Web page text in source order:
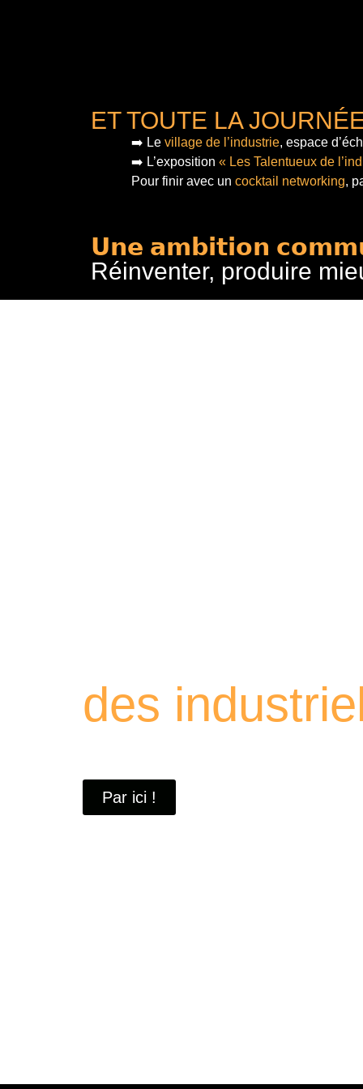
ET TOUTE LA
➡️ Le village de l’industrie, espace
➡️ L’exposition « Les Talentueux de
Pour finir avec un cocktail networking,
𝗨𝗻𝗲 𝗮𝗺𝗯𝗶𝘁𝗶𝗼𝗻
Réinventer, produire
des
Par ici !